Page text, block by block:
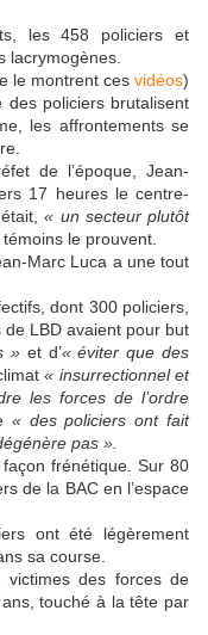
les 458 policiers et
lacrymogènes.
le montrent ces vidéos)
policiers brutalisent
les affrontements se
de l’époque, Jean-
17 heures le centre-
était,« un secteur plutôt
le prouvent.
Marc Luca a une tout
dont 300 policiers,
de LBD avaient pour but
»et d’« éviter que des
« insurrectionnel et
les forces de l’ordre
« des policiers ont fait
pas ».
frénétique. Sur 80
de la BAC en l’espace
ont été légèrement
sa course.
victimes des forces de
touché à la tête par